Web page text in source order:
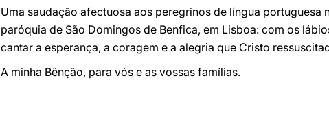
Uma saudação afectuosa aos peregrinos de língua portuguesa
paróquia de São Domingos de Benfica, em Lisboa: com os
cantar a esperança, a coragem e a alegria que Cristo
A minha Bênção, para vós e as vossas famílias.